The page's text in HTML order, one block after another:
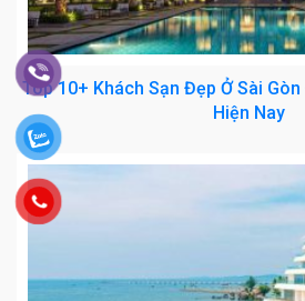
Top 10+ Khách Sạn Đẹp Ở Sài
Hiện Nay